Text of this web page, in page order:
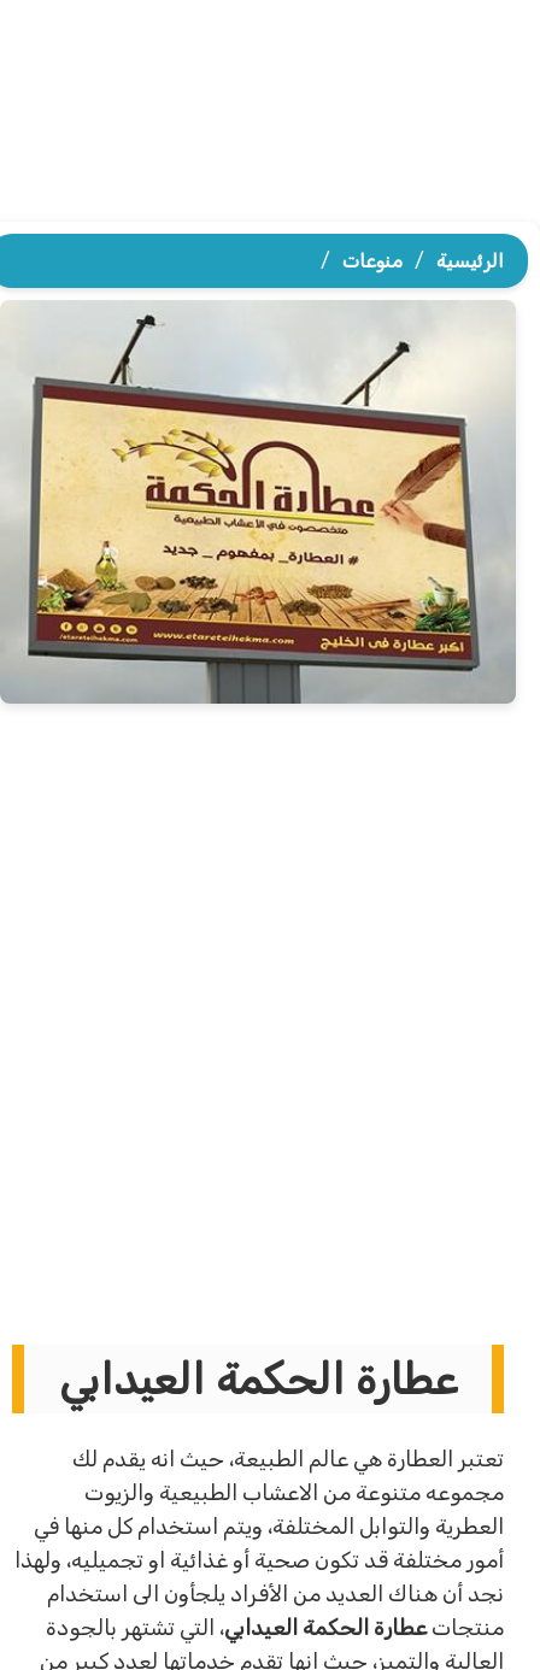
الرئيسية / منوعات /
عطارة الحكمة العيدابي
تعتبر العطارة هي عالم الطبيعة، حيث انه يقدم لك
مجموعه متنوعة من الاعشاب الطبيعية والزيوت
العطرية والتوابل المختلفة، ويتم استخدام كل منها في
أمور مختلفة قد تكون صحية أو غذائية او تجميليه، ولهذا
نجد أن هناك العديد من الأفراد يلجأون الى استخدام
منتجاتعطارة الحكمة العيدابي، التي تشتهر بالجودة
العالية والتميز، حيث انها تقدم خدماتها لعدد كبير من